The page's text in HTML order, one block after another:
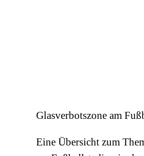
Glasverbotszone am
Eine Übersicht zum